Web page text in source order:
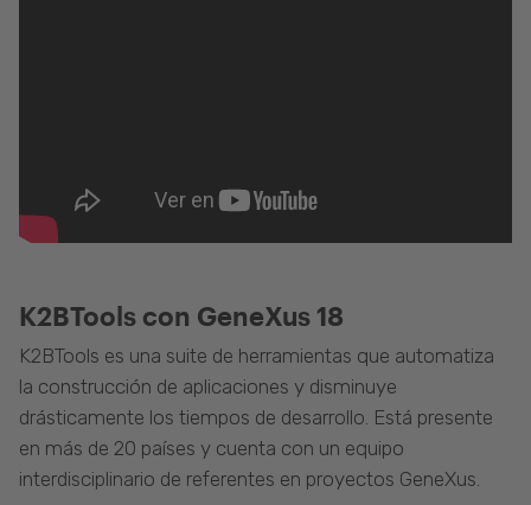
K2BTools con GeneXus 18
K2BTools es una suite de herramientas que automatiza
la construcción de aplicaciones y disminuye
drásticamente los tiempos de desarrollo. Está presente
en más de 20 países y cuenta con un equipo
interdisciplinario de referentes en proyectos GeneXus.